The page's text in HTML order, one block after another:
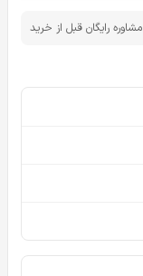
مشاوره رایگان قبل از خرید